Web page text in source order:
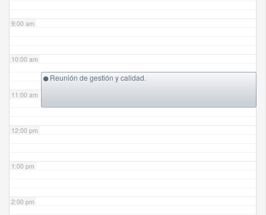
9:00 am
10:00 am
11:00 am
12:00 pm
1:00 pm
2:00 pm
Reunión de gestión y calidad.